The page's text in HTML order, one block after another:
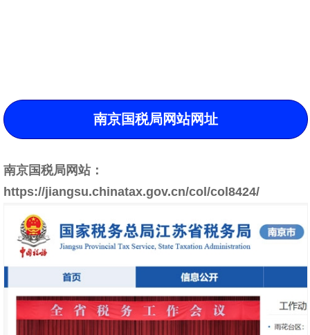
南京国税局网站网址
南京国税局网站：
https://jiangsu.chinatax.gov.cn/col/col8424/